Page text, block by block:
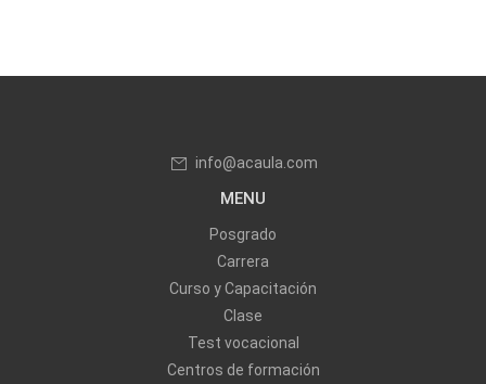
info@acaula.com
MENU
Posgrado
Carrera
Curso y Capacitación
Clase
Test vocacional
Centros de formación